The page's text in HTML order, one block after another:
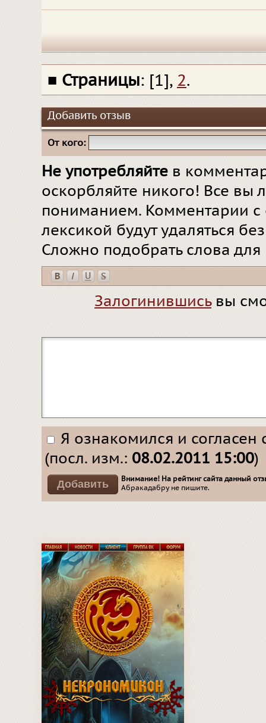
■ Страницы: [1], 2.
Добавить отзыв
От кого:
Не употребляйте в
оскорбляйте никого! Все вы
пониманием. Комментарии
лексикой будут удаляться
Сложно подобрать слова
Залогинившисьвы
Я ознакомился и согласен
(посл. изм.: 08.02.2011 15:00)
Внимание! На рейтинг сайта данный
Абракадабру не пишите.